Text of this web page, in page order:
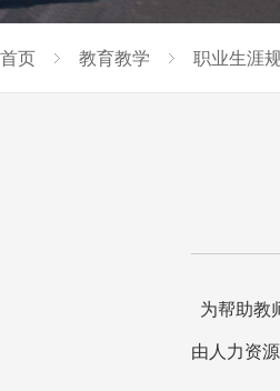
首页 教育教学 职业生涯
为帮助教
由人力资